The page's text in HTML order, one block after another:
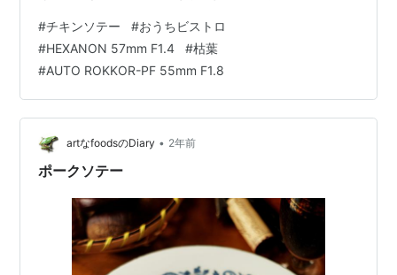
った方がいいのですけれど、あとからかけてやるトマト
ソースがしっかりとしたお味なのでそれナシでもソコソ
コ美味しくいただけます。 トマトソースのチキンソテー
KONICA HEXANON 57mm F1.4 SONY α7トマトソース
はこのところ「あらごしトマト」という便利なヅメカン
を利用することが…
#チキンソテー #おうちビストロ
#HEXANON 57mm F1.4 #枯葉
#AUTO ROKKOR-PF 55mm F1.8
artなfoodsのDiary • 2年前
ポークソテー